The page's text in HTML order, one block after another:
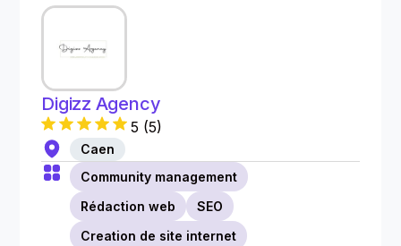
Digizz Agency
5 (5)
Caen
Community management
Rédaction web
SEO
Creation de site internet